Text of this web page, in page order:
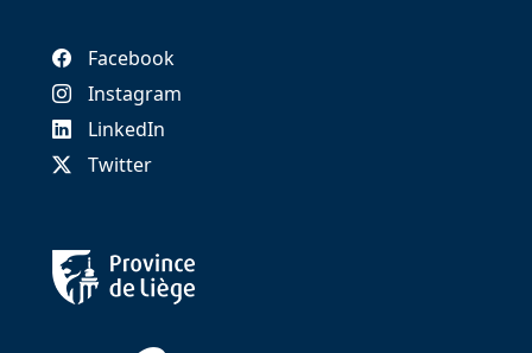
Facebook
Instagram
LinkedIn
Twitter